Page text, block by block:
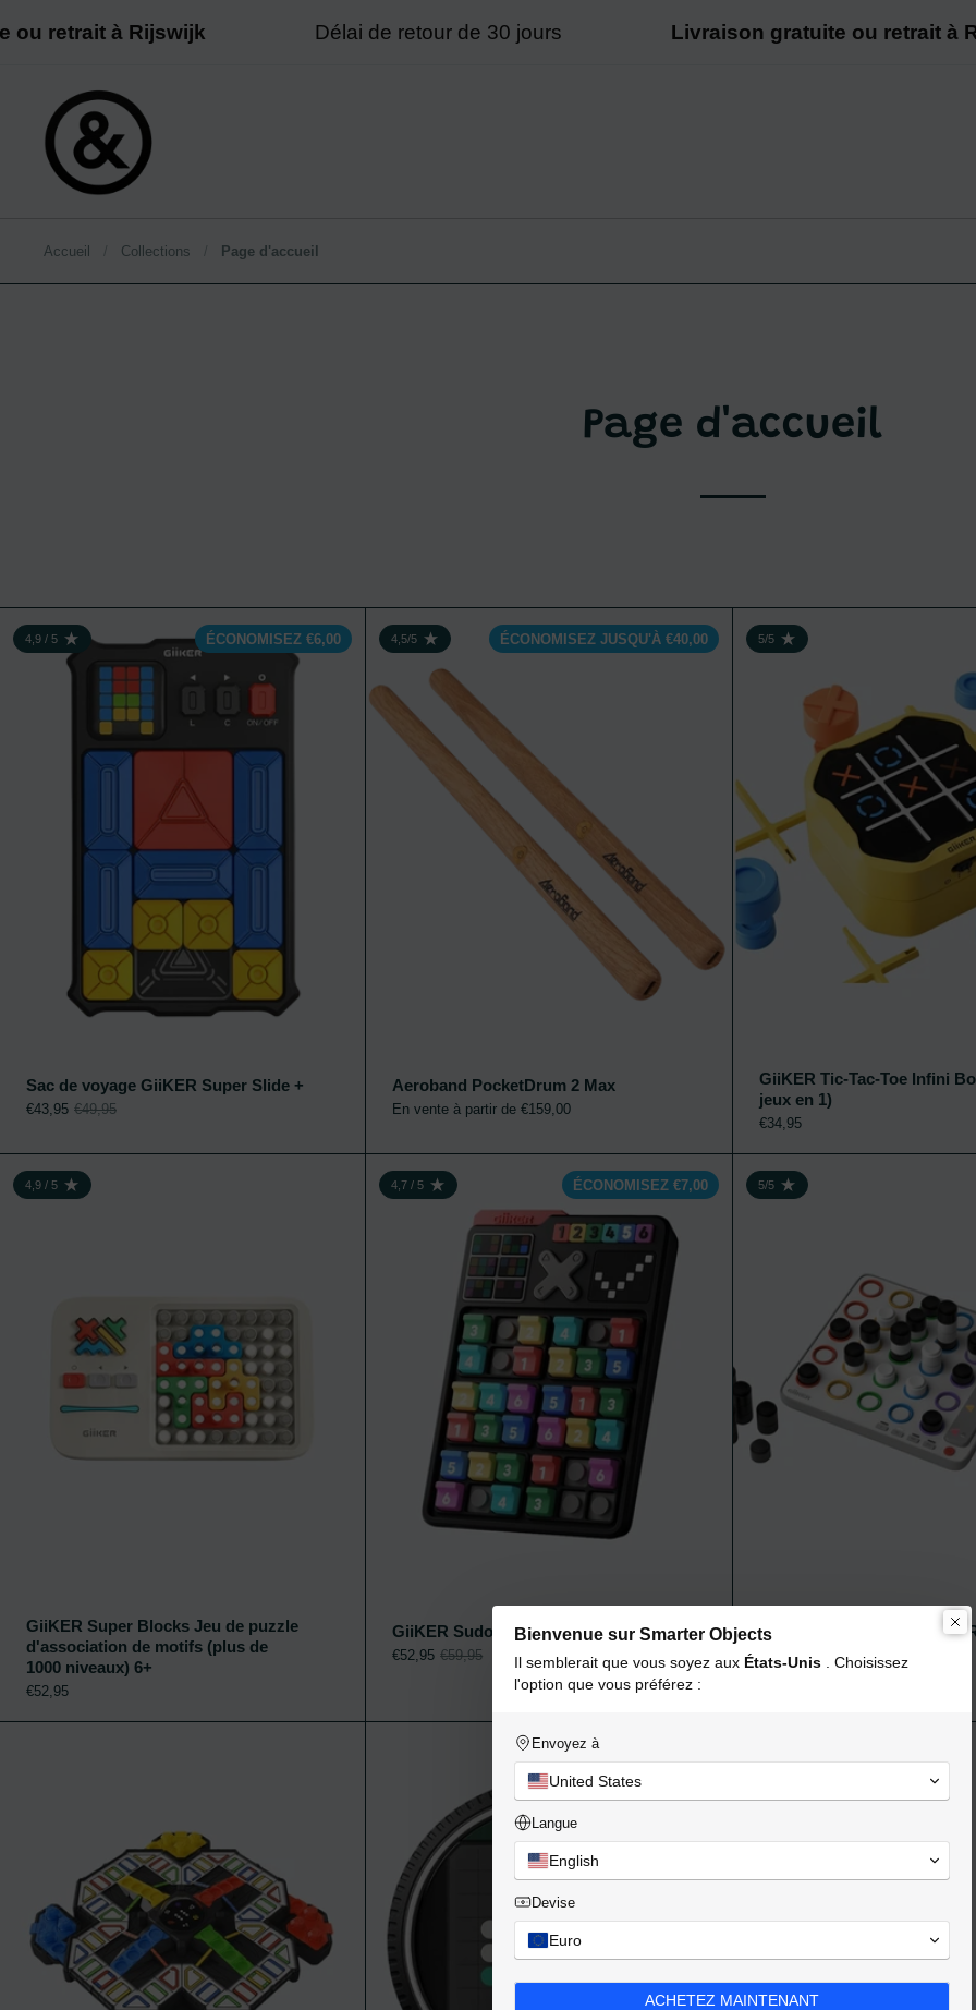
retrait à Rijswijk Délai de retour de 30 jours Livraison gratuite ou retrait à
Accueil Collections Page d'accueil
Page d'accueil
GiiKER Super Slide + Travel Bag
Sac de voyage GiiKER Super Slide +
€43,95 €49,95
NOTE : 4,9 SUR 5
4,9 / 5 ÉCONOMISEZ €6,00
Aeroband PocketDrum 2 Max
Aeroband PocketDrum 2 Max
En vente à partir de €159,00 Ajouter au panier
NOTE : 4,5 SUR 5
4,5/5 ÉCONOMISEZ JUSQU'À €40,00
GiiKER Tic-Tac-Toe Infini
jeux en 1)
€34,95
NOTE : 5/5
5/5
GiiKER Super Blocks Pattern Matching Puzzle Game (1000+ Levels) 6+
GiiKER Super Blocks Jeu de puzzle
d'association de motifs (plus de
1000 niveaux) 6+
€52,95
Ajouter au panier
NOTE : 4,9 SUR 5
4,9 / 5
GiiKER Smart Sudoku
GiiKER Sudoku intelligent
€52,95 €59,95 Ajouter au panier
NOTE : 4,7 SUR 5
4,7 / 5 ÉCONOMISEZ €7,00
GiiKER 3D Smart Four in a
€60,95
NOTE : 5/5
5/5
ÉCONOMISEZ €4,05
Bienvenue sur Smarter Objects
Il semblerait que vous soyez aux États-Unis . Choisissez
l'option que vous préférez :
Envoyez à
United States
Langue
English
Devise
Euro
ACHETEZ MAINTENANT